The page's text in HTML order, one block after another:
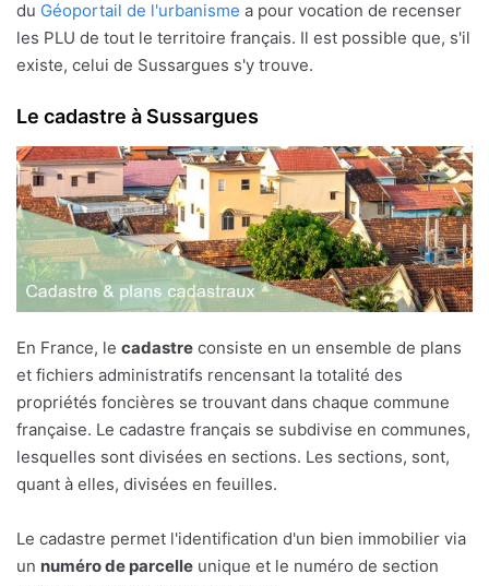
du Géoportail de l'urbanisme a pour vocation de recenser
les PLU de tout le territoire français. Il est possible que, s'il
existe, celui de Sussargues s'y trouve.
Le cadastre à Sussargues
En France, le cadastre consiste en un ensemble de plans
et fichiers administratifs rencensant la totalité des
propriétés foncières se trouvant dans chaque commune
française. Le cadastre français se subdivise en communes,
lesquelles sont divisées en sections. Les sections, sont,
quant à elles, divisées en feuilles.
Le cadastre permet l'identification d'un bien immobilier via
un numéro de parcelle unique et le numéro de section